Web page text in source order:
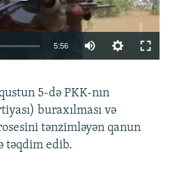
360p 480p
1080p
5:56
360p
480p
5-də PKK-nın
buraxılması və
tənzimləyən qanun
təqdim edib.